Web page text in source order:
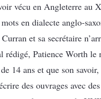
vécu en Angleterre
en dialecte anglo-
et sa secrétaire
Patience Worth le
14 ans et que son
des ouvrages avec